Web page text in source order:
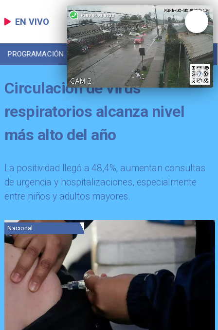
EN VIVO
PROGRAMACIÓN LOCAL DEPORTES
Circulación de virus
respiratorios alcanza nivel
más alto del año
La positividad llegó a 48,4%, aumentan consultas
de urgencia y hospitalizaciones, especialmente
entre niños y adultos mayores.
Nacional